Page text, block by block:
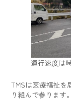
運行速度は
TMSは医療福祉を
り組んで参ります